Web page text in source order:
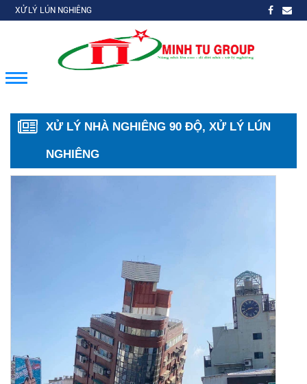
XỬ LÝ LÚN NGHIÊNG
XỬ LÝ NHÀ NGHIÊNG 90 ĐỘ, XỬ LÝ LÚN
NGHIÊNG